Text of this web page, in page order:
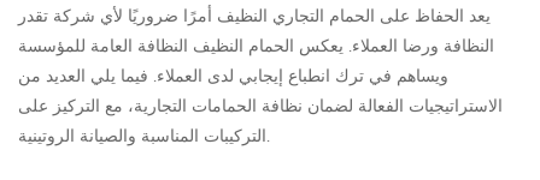
يعد الحفاظ على الحمام التجاري النظيف أمرًا ضروريًا لأي شركة تقدر
النظافة ورضا العملاء. يعكس الحمام النظيف النظافة العامة للمؤسسة
ويساهم في ترك انطباع إيجابي لدى العملاء. فيما يلي العديد من
الاستراتيجيات الفعالة لضمان نظافة الحمامات التجارية، مع التركيز على
التركيبات المناسبة والصيانة الروتينية.